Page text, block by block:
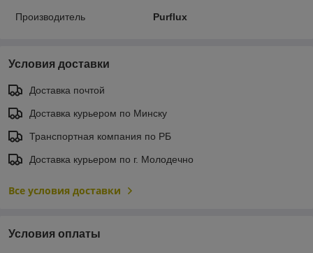
Производитель Purflux
Условия доставки
Доставка почтой
Доставка курьером по Минску
Транспортная компания по РБ
Доставка курьером по г. Молодечно
Все условия доставки
Условия оплаты